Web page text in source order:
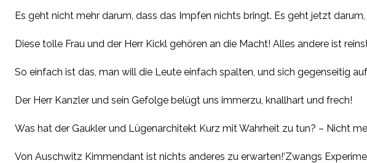
Es geht nicht mehr darum, dass das Impfen nichts bringt. Es geht jetzt
Diese tolle Frau und der Herr Kickl gehören an die Macht! Alles andere ist
So einfach ist das, man will die Leute einfach spalten, und sich gegenseitig
Der Herr Kanzler und sein Gefolge belügt uns immerzu, knallhart und frech!
Was hat der Gaukler und Lügenarchitekt Kurz mit Wahrheit zu tun? – Nicht
Von Auschwitz Kimmendant ist nichts anderes zu erwarten!’Zwangs